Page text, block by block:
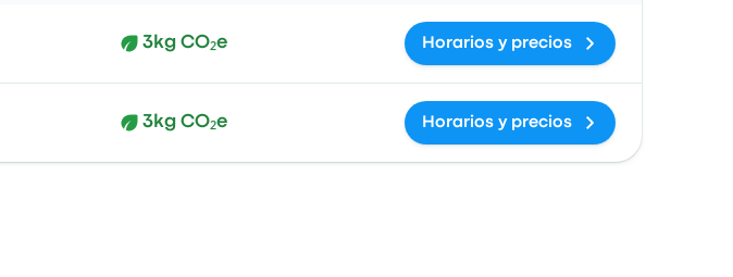
3kg CO₂e Horarios y precios
3kg CO₂e Horarios y precios